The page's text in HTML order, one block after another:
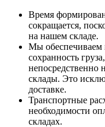
Время
сокращается,
на нашем складе.
Мы обеспечиваем
сохранность
непосредственно
склады. Это
доставке.
Транспортные
необходимости
складах.